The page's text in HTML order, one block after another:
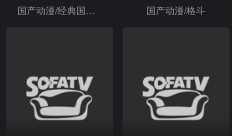
国产动漫/格斗